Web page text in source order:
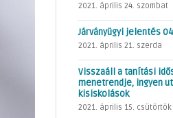
2021. április 24. szombat
Járványügyi jelentés
2021. április 21. szerda
Visszaáll a tanítási
menetrendje, ingyen
kisiskolások
2021. április 15. csütörtök